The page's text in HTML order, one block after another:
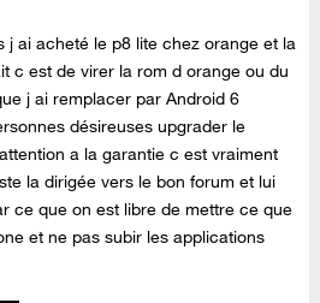
j ai acheté le p8 lite chez orange et la
c est de virer la rom d orange ou du
j ai remplacer par Android 6
désireuses upgrader le
a la garantie c est vraiment
la dirigée vers le bon forum et lui
ce que on est libre de mettre ce que
et ne pas subir les applications